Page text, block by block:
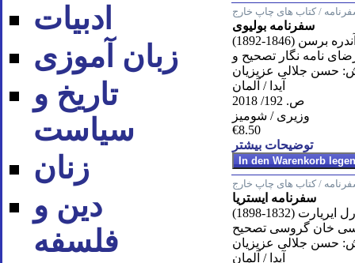
ادبیات
زبان آموزی
تاریخ و
سیاست
زنان
دین و
فلسفه
/ کتاب های چاپ خارج
سفرنامه بولیوی
برسن (1846-1892)
نامه نگار تصحيح و
حسن جلالى عزيزيان
آیدا / آلمان
ص. 192/ 2018
وزیری / شومیز
€8.50
توضیحات بیشتر
/ کتاب های چاپ خارج
سفرنامه ایستریا
(1832-1898)
خان گروسى تصحيح
حسن جلالى عزيزيان
آیدا / آلمان